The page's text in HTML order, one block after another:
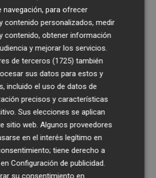
navegación, para ofrecer
contenido personalizados, medir
contenido, obtener información
y mejorar los servicios.
de terceros (1725) también
sus datos para estos y
incluido el uso de datos de
precisos y características
Sus elecciones se aplican
sitio web. Algunos proveedores
en el interés legítimo en
tiene derecho a
enConfiguración de publicidad
su consentimiento en